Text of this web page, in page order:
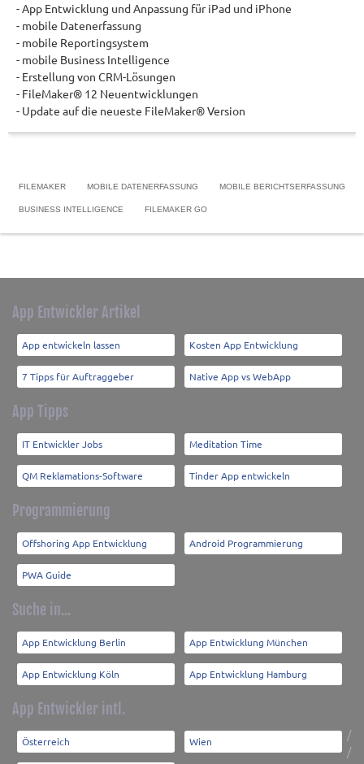
- App Entwicklung und Anpassung für iPad und iPhone
- mobile Datenerfassung
- mobile Reportingsystem
- mobile Business Intelligence
- Erstellung von CRM-Lösungen
- FileMaker® 12 Neuentwicklungen
- Update auf die neueste FileMaker® Version
FILEMAKER MOBILE DATENERFASSUNG MOBILE BERICHTSERFASSUNG
BUSINESS INTELLIGENCE FILEMAKER GO
App Entwickler Artikel
App entwickeln lassen Kosten App Entwicklung
7 Tipps für Auftraggeber Native App vs WebApp
App Tipps
IT Entwickler Jobs Meditation Time
QM Reklamations-Software Tinder App entwickeln
Programmierung
Offshoring App Entwicklung Android Programmierung
PWA Guide
Suche in...
App Entwicklung Berlin App Entwicklung München
App Entwicklung Köln App Entwicklung Hamburg
App Entwickler intl.
Österreich /
Wien
/